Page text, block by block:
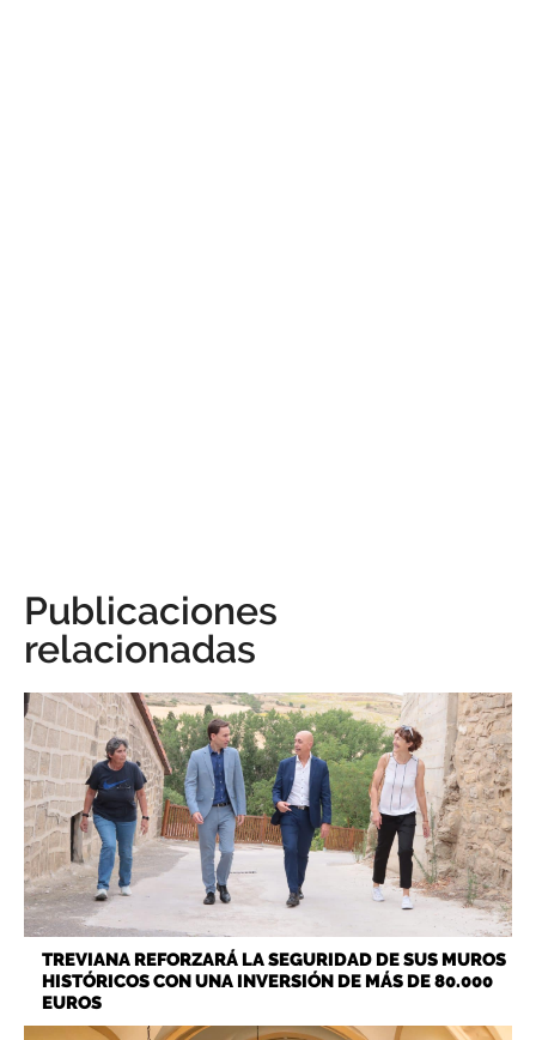
Publicaciones
relacionadas
TREVIANA REFORZARÁ LA SEGURIDAD DE SUS MUROS
HISTÓRICOS CON UNA INVERSIÓN DE MÁS DE 80.000
EUROS